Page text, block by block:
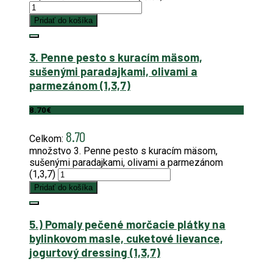
Pridať do košíka
3. Penne pesto s kuracím mäsom,
sušenými paradajkami, olivami a
parmezánom (1,3,7)
8.70€
Celkom: 8.70
množstvo 3. Penne pesto s kuracím mäsom,
sušenými paradajkami, olivami a parmezánom
(1,3,7)
Pridať do košíka
5.) Pomaly pečené morčacie plátky na
bylinkovom masle, cuketové lievance,
jogurtový dressing (1,3,7)